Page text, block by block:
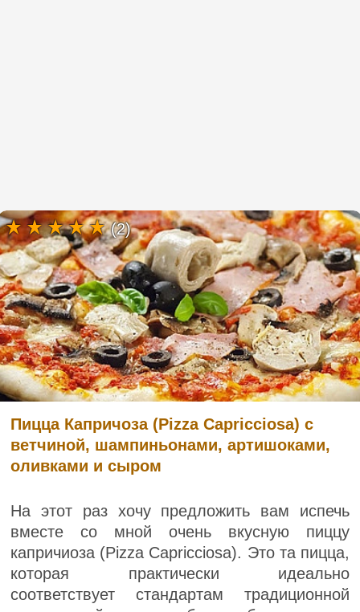
Пицца Капричоза (Pizza Capricciosa) с
ветчиной, шампиньонами, артишоками,
оливками и сыром
На этот раз хочу предложить вам испечь
вместе со мной очень вкусную пиццу
капричиоза (Pizza Capricciosa). Это та пицца,
которая практически идеально
соответствует стандартам традиционной
(2)